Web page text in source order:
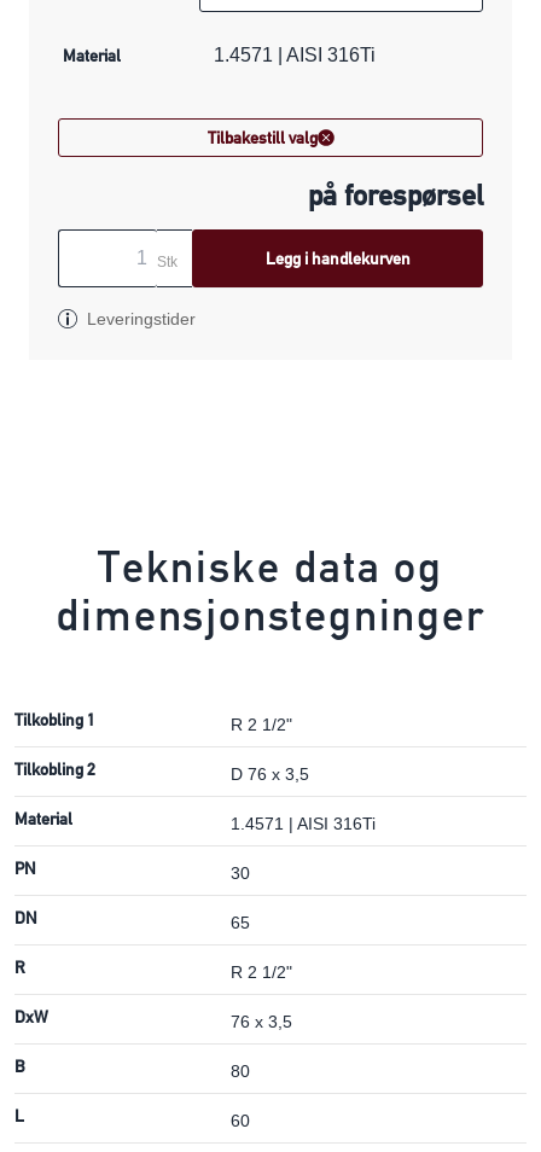
Material 1.4571 | AISI 316Ti
Tilbakestill valg
på forespørsel
Stk Legg i handlekurven
Leveringstider
Tekniske data og
dimensjonstegninger
Tilkobling 1 R 2 1/2"
Tilkobling 2 D 76 x 3,5
Material 1.4571 | AISI 316Ti
PN 30
DN 65
R R 2 1/2"
DxW 76 x 3,5
B 80
L 60